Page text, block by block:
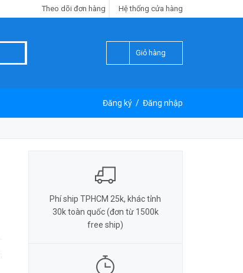
Hệ thống cửa hàng
Theo dõi đơn hàng
Giỏ hàng
Đăng ký / Đăng nhập
Phí ship TPHCM 25k, khác tỉnh
30k toàn quốc (đơn từ 1500k
free ship)